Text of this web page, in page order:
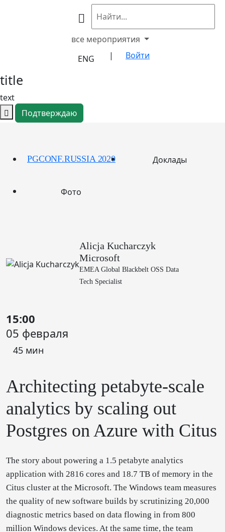
все мероприятия
ENG
| Войти
title
text
Подтверждаю
PGCONF.RUSSIA 2020 Доклады
Фото
Alicja Kucharczyk
Microsoft
EMEA Global Blackbelt OSS Data
Tech Specialist
15:00
05 февраля
45 мин
Architecting petabyte-scale
analytics by scaling out
Postgres on Azure with Citus
The story about powering a 1.5 petabyte analytics
application with 2816 cores and 18.7 TB of memory in the
Citus cluster at the Microsoft. The Windows team measures
the quality of new software builds by scrutinizing 20,000
diagnostic metrics based on data flowing in from 800
million Windows devices. At the same time, the team